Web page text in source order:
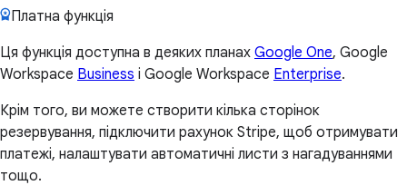
Платна функція
Ця функція доступна в деяких планах Google One, Google
Workspace Business і Google Workspace Enterprise.
Крім того, ви можете створити кілька сторінок
резервування, підключити рахунок Stripe, щоб отримувати
платежі, налаштувати автоматичні листи з нагадуваннями
тощо.